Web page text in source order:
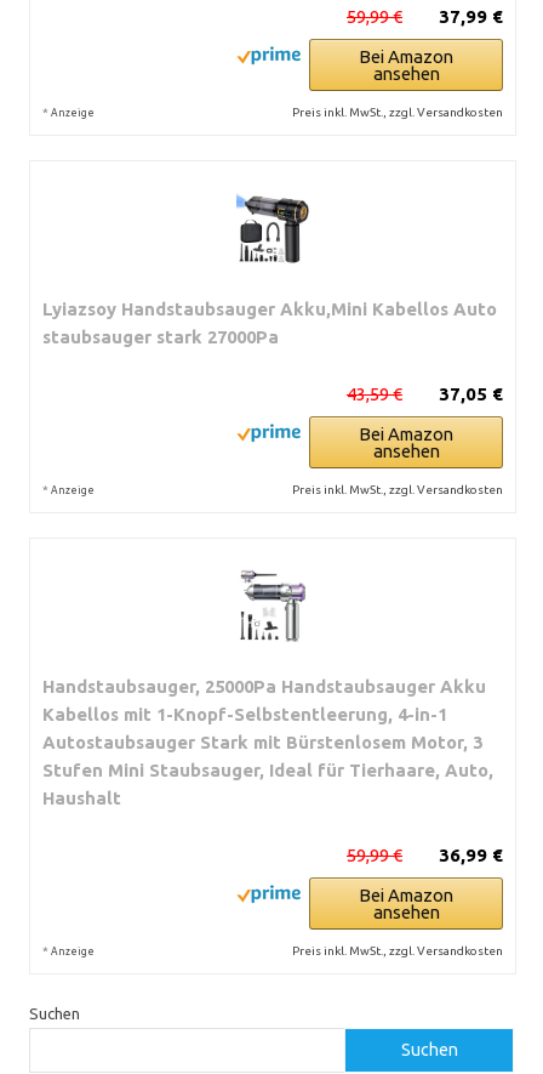
37,99 €
59,99 €
Bei Amazon
ansehen
* Anzeige Preis inkl. MwSt., zzgl. Versandkosten
Lyiazsoy Handstaubsauger Akku,Mini Kabellos Auto
staubsauger stark 27000Pa
37,05 €
43,59 €
Bei Amazon
ansehen
* Anzeige Preis inkl. MwSt., zzgl. Versandkosten
Handstaubsauger, 25000Pa Handstaubsauger Akku
Kabellos mit 1-Knopf-Selbstentleerung, 4-in-1
Autostaubsauger Stark mit Bürstenlosem Motor, 3
Stufen Mini Staubsauger, Ideal für Tierhaare, Auto,
Haushalt
36,99 €
59,99 €
Bei Amazon
ansehen
* Anzeige Preis inkl. MwSt., zzgl. Versandkosten
Suchen
Suchen